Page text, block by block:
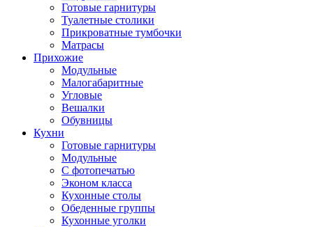
Готовые гарнитуры
Туалетные столики
Прикроватные тумбочки
Матрасы
Прихожие
Модульные
Малогабаритные
Угловые
Вешалки
Обувницы
Кухни
Готовые гарнитуры
Модульные
С фотопечатью
Эконом класса
Кухонные столы
Обеденные группы
Кухонные уголки